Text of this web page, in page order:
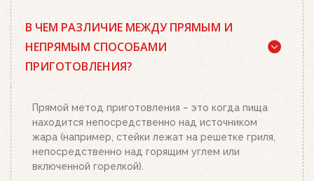
качественный древесный уголь или угольные
брикеты Weber, кубики для розжига, а также наш
необходимым количеством угля или брикетов,
решетку для угля и подожгите их. Сверху
поставьте заполненный углем или брикетами
стартер. Больше ничего делать не нужно.
Топливо разгорится полностью за 20-30 минут, в
зависимости от количества угля или брикетов.
Когда верхний уголь станет красным, а слой
В ЧЕМ РАЗЛИЧИЕ МЕЖДУ ПРЯМЫМ И
НЕПРЯМЫМ СПОСОБАМИ
ПРИГОТОВЛЕНИЯ?
Прямой метод приготовления – это когда пища
находится непосредственно над источником
жара (например, стейки лежат на решетке гриля,
непосредственно над горящим углем или
включенной горелкой).